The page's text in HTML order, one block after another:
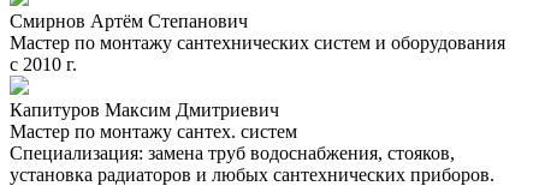
Смирнов Артём Степанович
Мастер по монтажу сантехнических систем и оборудования
с 2010 г.
Капитуров Максим Дмитриевич
Мастер по монтажу сантех. систем
Специализация: замена труб водоснабжения, стояков,
установка радиаторов и любых сантехнических приборов.